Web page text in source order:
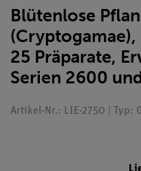
Blütenlose
(Cryptogamae),
25 Präparate,
Serien 2600
Artikel-Nr.: LIE-2750 | Typ: